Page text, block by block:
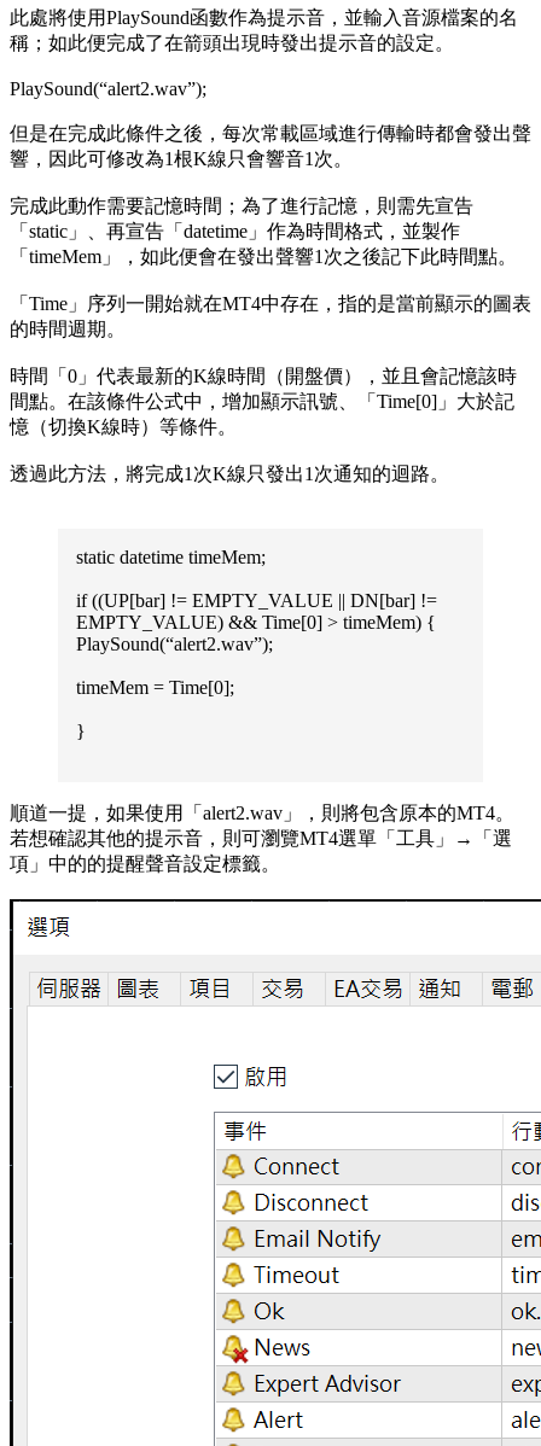
此處將使用PlaySound函數作為提示音，並輸入音源檔案的名
稱；如此便完成了在箭頭出現時發出提示音的設定。
PlaySound(“alert2.wav”);
但是在完成此條件之後，每次常載區域進行傳輸時都會發出聲
響，因此可修改為1根K線只會響音1次。
完成此動作需要記憶時間；為了進行記憶，則需先宣告
「static」、再宣告「datetime」作為時間格式，並製作
「timeMem」，如此便會在發出聲響1次之後記下此時間點。
「Time」序列一開始就在MT4中存在，指的是當前顯示的圖表
的時間週期。
時間「0」代表最新的K線時間（開盤價），並且會記憶該時
間點。在該條件公式中，增加顯示訊號、「Time[0]」大於記
憶（切換K線時）等條件。
透過此方法，將完成1次K線只發出1次通知的迴路。
static datetime timeMem;
if ((UP[bar] != EMPTY_VALUE || DN[bar] !=
EMPTY_VALUE) && Time[0] > timeMem) {
PlaySound(“alert2.wav”);
timeMem = Time[0];
}
順道一提，如果使用「alert2.wav」，則將包含原本的MT4。
若想確認其他的提示音，則可瀏覽MT4選單「工具」→「選
項」中的的提醒聲音設定標籤。